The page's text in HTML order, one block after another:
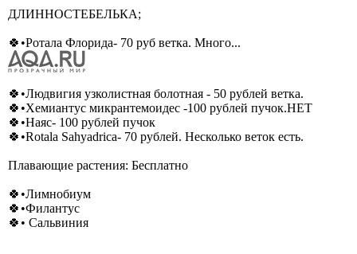
ДЛИННОСТЕБЕЛЬКА;
🍀•Ротала Флорида- 70 руб ветка. Много...
🍀•Людвигия узколистная болотная - 50 рублей ветка.
🍀•Хемиантус микрантемоидес -100 рублей пучок.НЕТ
🍀•Наяс- 100 рублей пучок
🍀•Rotala Sahyadrica- 70 рублей. Несколько веток есть.
Плавающие растения: Бесплатно
🍀•Лимнобиум
🍀•Филантус
🍀• Сальвиния